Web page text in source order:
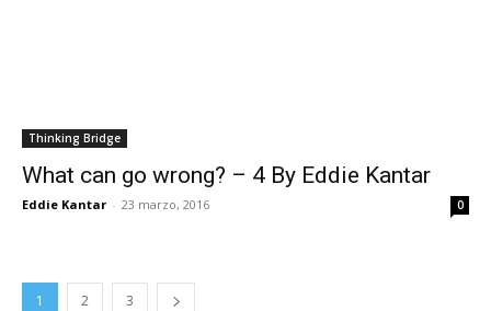
Thinking Bridge
What can go wrong? – 4 By Eddie Kantar
Eddie Kantar - 23 marzo, 2016 0
1 2 3